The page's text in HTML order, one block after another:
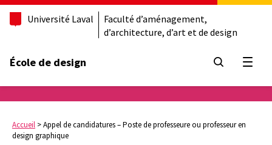
Université Laval
Faculté d’aménagement,
d’architecture, d’art et de design
École de design
Accueil >Appel de candidatures – Poste de professeure ou professeur en
design graphique